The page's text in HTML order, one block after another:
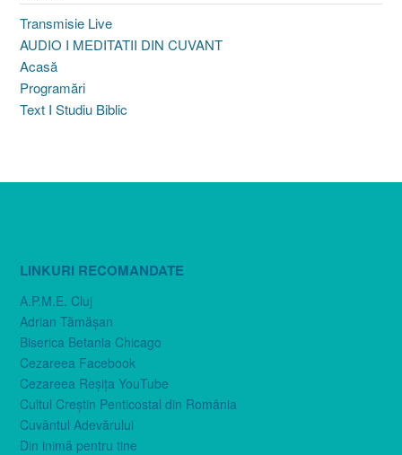
Transmisie Live
AUDIO I MEDITATII DIN CUVANT
Acasă
Programări
Text I Studiu Biblic
LINKURI RECOMANDATE
A.P.M.E. Cluj
Adrian Tămăşan
Biserica Betania Chicago
Cezareea Facebook
Cezareea Reşiţa YouTube
Cultul Creştin Penticostal din România
Cuvântul Adevărului
Din inimă pentru tine